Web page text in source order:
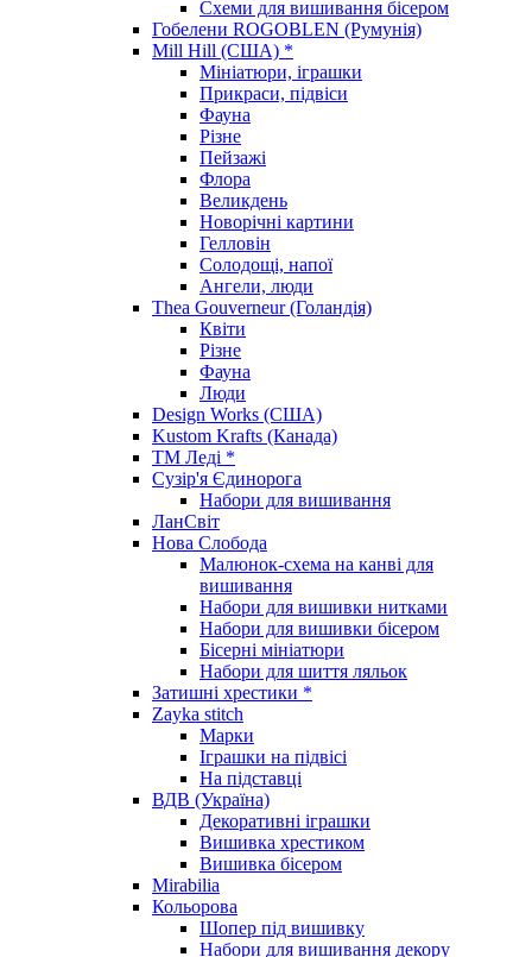
Схеми для вишивання бісером
Гобелени ROGOBLEN (Румунія)
Mill Hill (США) *
Мініатюри, іграшки
Прикраси, підвіси
Фауна
Різне
Пейзажі
Флора
Великдень
Новорічні картини
Гелловін
Солодощі, напої
Ангели, люди
Thea Gouverneur (Голандія)
Квіти
Різне
Фауна
Люди
Design Works (США)
Kustom Krafts (Канада)
ТМ Леді *
Сузір'я Єдинорога
Набори для вишивання
ЛанСвіт
Нова Слобода
Малюнок-схема на канві для
вишивання
Набори для вишивки нитками
Набори для вишивки бісером
Бісерні мініатюри
Набори для шиття ляльок
Затишні хрестики *
Zayka stitch
Марки
Іграшки на підвісі
На підставці
ВДВ (Україна)
Декоративні іграшки
Вишивка хрестиком
Вишивка бісером
Mirabilia
Кольорова
Шопер під вишивку
Набори для вишивання декору